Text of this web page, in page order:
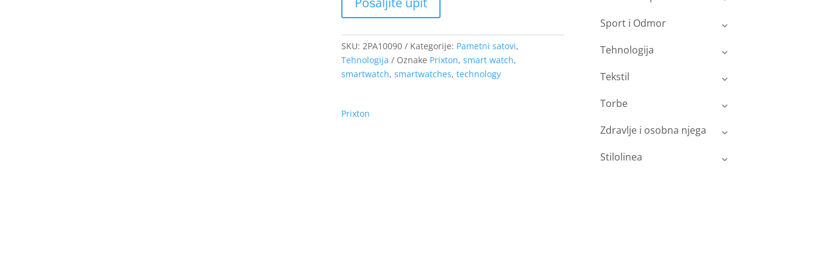
SKU: 2PA10090 Kategorije: Pametni satovi,
Tehnologija
Oznake Prixton, smart watch,
smartwatch, smartwatches, technology
Prixton
Sport i Odmor
Tehnologija
Tekstil
Torbe
Zdravlje i osobna njega
Stilolinea